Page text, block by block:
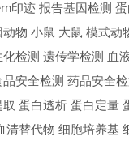
印迹 报告基因检测
动物 小鼠 大鼠 模式动
化检测 遗传学检测 血
品安全检测 药品安全检
取 蛋白透析 蛋白定量
清替代物 细胞培养基